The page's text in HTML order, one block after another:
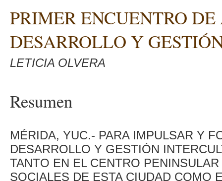
PRIMER ENCUENTRO
DESARROLLO Y
LETICIA OLVERA
Resumen
MÉRIDA, YUC.- PARA IMPULSAR Y
DESARROLLO Y GESTIÓN
TANTO EN EL CENTRO
SOCIALES DE ESTA CIUDAD COMO